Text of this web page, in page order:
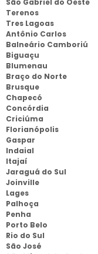
São Gabriel do Oeste
Terenos
Tres Lagoas
Antônio Carlos
Balneário Camboriú
Biguaçu
Blumenau
Braço do Norte
Brusque
Chapecó
Concórdia
Criciúma
Florianópolis
Gaspar
Indaial
Itajaí
Jaraguá do Sul
Joinville
Lages
Palhoça
Penha
Porto Belo
Rio do Sul
São José